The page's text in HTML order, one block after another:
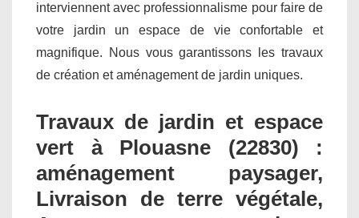
interviennent avec professionnalisme pour faire de
votre jardin un espace de vie confortable et
magnifique. Nous vous garantissons les travaux
de création et aménagement de jardin uniques.
Travaux de jardin et espace
vert à Plouasne (22830) :
aménagement paysager,
Livraison de terre végétale,